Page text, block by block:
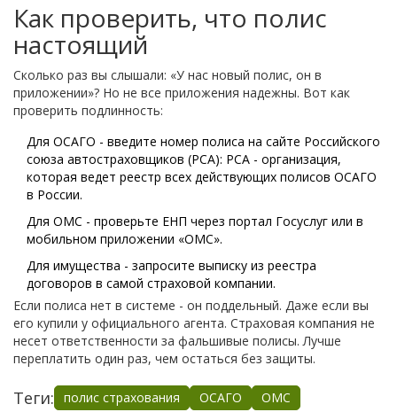
Как проверить, что полис
настоящий
Сколько раз вы слышали: «У нас новый полис, он в
приложении»? Но не все приложения надежны. Вот как
проверить подлинность:
Для ОСАГО - введите номер полиса на сайте Российского
союза автостраховщиков (РСА): РСА - организация,
которая ведет реестр всех действующих полисов ОСАГО
в России.
Для ОМС - проверьте ЕНП через портал Госуслуг или в
мобильном приложении «ОМС».
Для имущества - запросите выписку из реестра
договоров в самой страховой компании.
Если полиса нет в системе - он поддельный. Даже если вы
его купили у официального агента. Страховая компания не
несет ответственности за фальшивые полисы. Лучше
переплатить один раз, чем остаться без защиты.
Теги: полис страхования ОСАГО
ОМС